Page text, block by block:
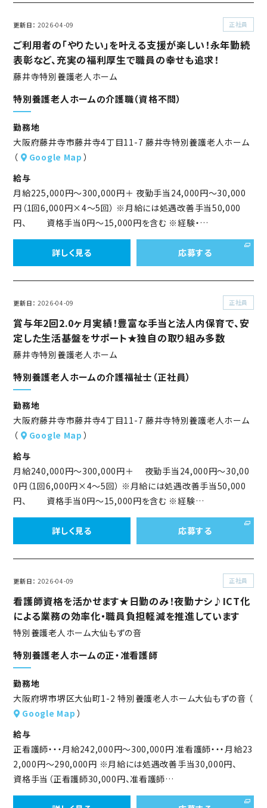
更新日 2026-04-09 正社員
ご利用者の「やりたい」を叶える支援が楽しい！永年勤続
表彰など、充実の福利厚生で職員の幸せも追求！
藤井寺特別養護老人ホーム
特別養護老人ホームの介護職（資格不問）
勤務地
大阪府藤井寺市藤井寺4丁目11-7 藤井寺特別養護老人ホーム
（
Google Map ）
給与
月給225,000円～300,000円＋ 夜勤手当24,000円～30,000
円（1回6,000円×4～5回） ※月給には処遇改善手当50,000
円、 資格手当0円～15,000円を含む ※経験・…
詳しく見る 応募する
更新日 2026-04-09 正社員
賞与年2回2.0ヶ月実績！豊富な手当と法人内保育で、安
定した生活基盤をサポート★独自の取り組み多数
藤井寺特別養護老人ホーム
特別養護老人ホームの介護福祉士（正社員）
勤務地
大阪府藤井寺市藤井寺4丁目11-7 藤井寺特別養護老人ホーム
（
Google Map ）
給与
月給240,000円～300,000円＋ 夜勤手当24,000円～30,00
0円（1回6,000円×4～5回） ※月給には処遇改善手当50,000
円、 資格手当0円～15,000円を含む ※経験…
詳しく見る 応募する
更新日 2026-04-09 正社員
看護師資格を活かせます★日勤のみ！夜勤ナシ♪ICT化
による業務の効率化・職員負担軽減を推進しています
特別養護老人ホーム大仙もずの音
特別養護老人ホームの正・准看護師
勤務地
大阪府堺市堺区大仙町1-2 特別養護老人ホーム大仙もずの音 （
Google Map ）
給与
正看護師・・・月給242,000円～300,000円 准看護師・・・月給23
2,000円～290,000円 ※月給には処遇改善手当30,000円、
資格手当（正看護師30,000円、准看護師…